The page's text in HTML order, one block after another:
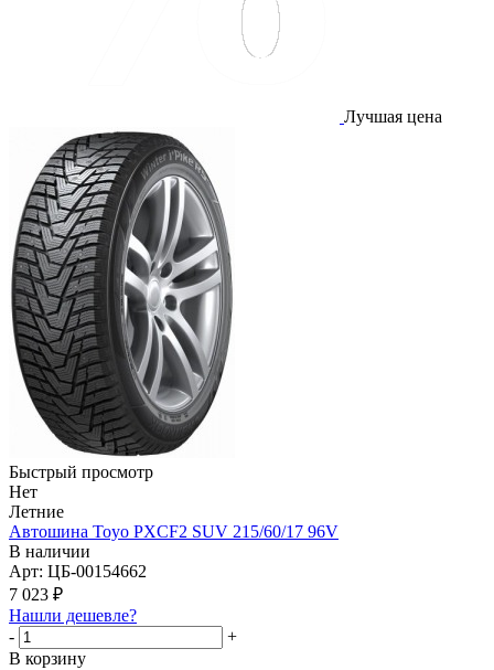
Лучшая цена
Быстрый просмотр
Нет
Летние
Автошина Toyo PXCF2 SUV 215/60/17 96V
В наличии
Арт: ЦБ-00154662
7 023 ₽
Нашли дешевле?
-
+
В корзину